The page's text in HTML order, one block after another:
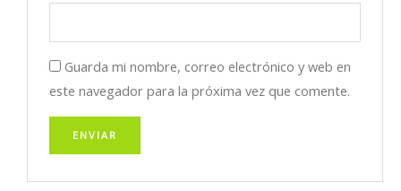
Guarda mi nombre, correo electrónico y web en
este navegador para la próxima vez que comente.